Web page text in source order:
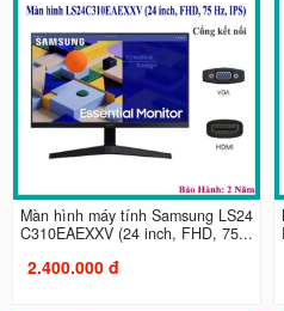
Màn hình máy tính Samsung LS24
C310EAEXXV (24 inch, FHD, 75...
2.400.000 đ